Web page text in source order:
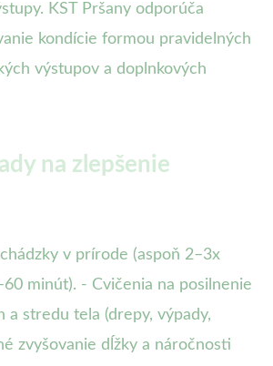
KST Pršany odporúča
kondície formou pravidelných
výstupov a doplnkových
na zlepšenie
v prírode (aspoň 2–3x
minút). - Cvičenia na posilnenie
a stredu tela (drepy, výpady,
zvyšovanie dĺžky a náročnosti